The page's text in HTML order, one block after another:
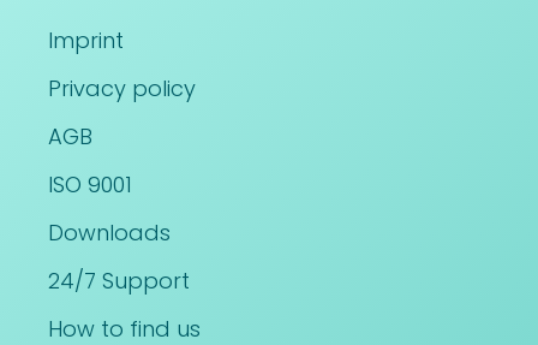
Imprint
Privacy policy
AGB
ISO 9001
Downloads
24/7 Support
How to find us